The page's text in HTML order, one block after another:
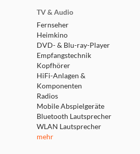
TV & Audio
Fernseher
Heimkino
DVD- & Blu-ray-Player
Empfangstechnik
Kopfhörer
HiFi-Anlagen &
Komponenten
Radios
Mobile Abspielgeräte
Bluetooth Lautsprecher
WLAN Lautsprecher
mehr